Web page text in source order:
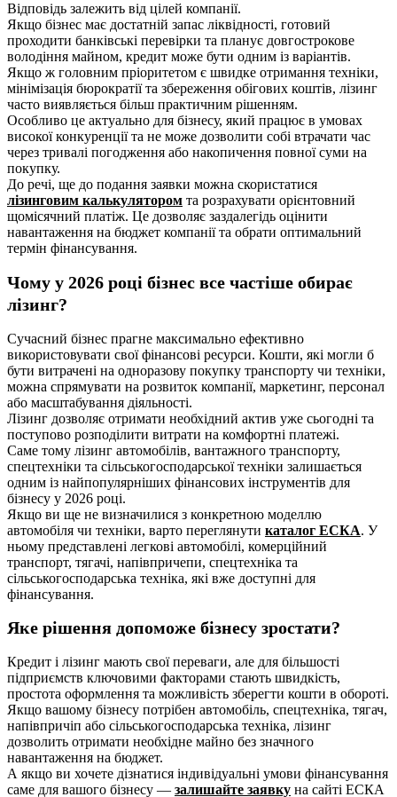
Відповідь залежить від цілей компанії.
Якщо бізнес має достатній запас ліквідності, готовий
проходити банківські перевірки та планує довгострокове
володіння майном, кредит може бути одним із варіантів.
Якщо ж головним пріоритетом є швидке отримання техніки,
мінімізація бюрократії та збереження обігових коштів, лізинг
часто виявляється більш практичним рішенням.
Особливо це актуально для бізнесу, який працює в умовах
високої конкуренції та не може дозволити собі втрачати час
через тривалі погодження або накопичення повної суми на
покупку.
До речі, ще до подання заявки можна скористатися
лізинговим калькулятором та розрахувати орієнтовний
щомісячний платіж. Це дозволяє заздалегідь оцінити
навантаження на бюджет компанії та обрати оптимальний
термін фінансування.
Чому у 2026 році бізнес все частіше обирає
лізинг?
Сучасний бізнес прагне максимально ефективно
використовувати свої фінансові ресурси. Кошти, які могли б
бути витрачені на одноразову покупку транспорту чи техніки,
можна спрямувати на розвиток компанії, маркетинг, персонал
або масштабування діяльності.
Лізинг дозволяє отримати необхідний актив уже сьогодні та
поступово розподілити витрати на комфортні платежі.
Саме тому лізинг автомобілів, вантажного транспорту,
спецтехніки та сільськогосподарської техніки залишається
одним із найпопулярніших фінансових інструментів для
бізнесу у 2026 році.
Якщо ви ще не визначилися з конкретною моделлю
автомобіля чи техніки, варто переглянути каталог ЕСКА. У
ньому представлені легкові автомобілі, комерційний
транспорт, тягачі, напівпричепи, спецтехніка та
сільськогосподарська техніка, які вже доступні для
фінансування.
Яке рішення допоможе бізнесу зростати?
Кредит і лізинг мають свої переваги, але для більшості
підприємств ключовими факторами стають швидкість,
простота оформлення та можливість зберегти кошти в обороті.
Якщо вашому бізнесу потрібен автомобіль, спецтехніка, тягач,
напівпричіп або сільськогосподарська техніка, лізинг
дозволить отримати необхідне майно без значного
навантаження на бюджет.
А якщо ви хочете дізнатися індивідуальні умови фінансування
саме для вашого бізнесу — залишайте заявку на сайті ЕСКА